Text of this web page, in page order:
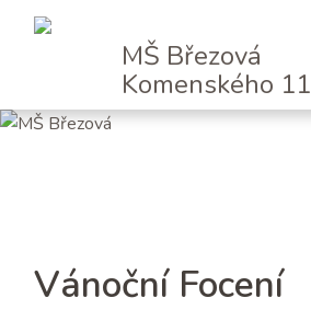
MŠ Březová
Komenského 11
Vánoční Focení